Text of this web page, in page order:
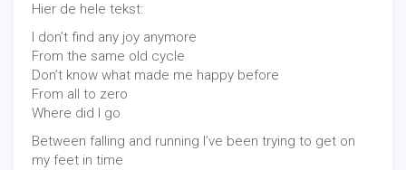
Hier de hele tekst:
I don’t find any joy anymore
From the same old cycle
Don’t know what made me happy before
From all to zero
Where did I go
Between falling and running I’ve been trying to get on
my feet in time